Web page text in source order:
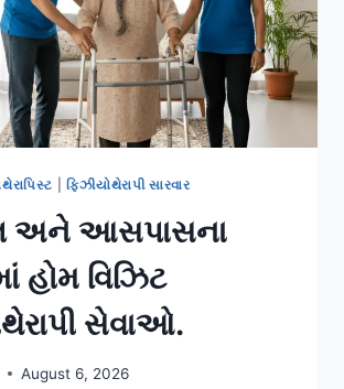
ફિઝીયોથેરાપી સારવાર
અને આસપાસના
હોમ વિઝિટ
સેવાઓ.
August 6, 2026